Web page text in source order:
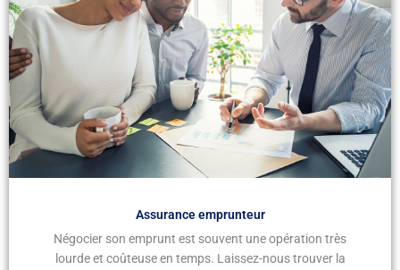
Assurance emprunteur
Négocier son emprunt est souvent une opération très
lourde et coûteuse en temps. Laissez-nous trouver la